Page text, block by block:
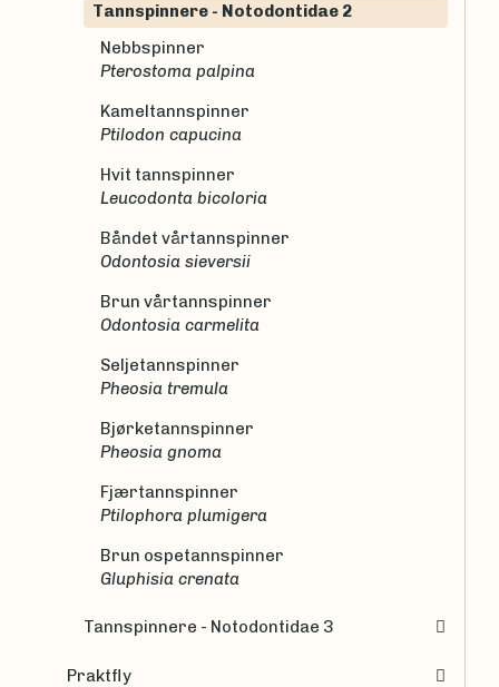
Tannspinnere - Notodontidae 2
Nebbspinner
Pterostoma palpina
Kameltannspinner
Ptilodon capucina
Hvit tannspinner
Leucodonta bicoloria
Båndet vårtannspinner
Odontosia sieversii
Brun vårtannspinner
Odontosia carmelita
Seljetannspinner
Pheosia tremula
Bjørketannspinner
Pheosia gnoma
Fjærtannspinner
Ptilophora plumigera
Brun ospetannspinner
Gluphisia crenata
Tannspinnere - Notodontidae 3
Praktfly